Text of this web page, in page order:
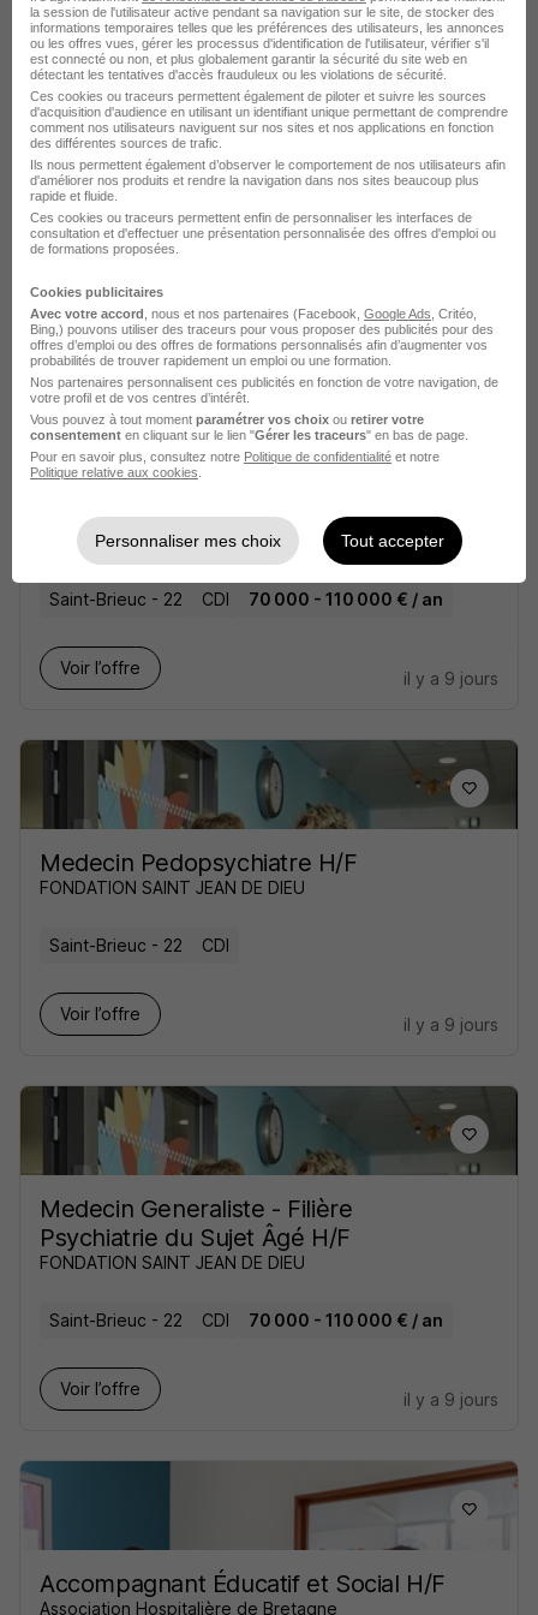
Educateur·rice Specialise·e H/F
Groupe SOS
Saint-Brieuc - 22
Voir l’offre
il y a 9 jours
Geriatre - Filière Sujet Âgé H/F
FONDATION SAINT JEAN DE DIEU
Saint-Brieuc - 22 CDI 70 000 - 110 000 € / an
Voir l’offre
il y a 9 jours
Medecin Pedopsychiatre H/F
FONDATION SAINT JEAN DE DIEU
Saint-Brieuc - 22 CDI
Voir l’offre
il y a 9 jours
Medecin Generaliste - Filière
Psychiatrie du Sujet Âgé H/F
FONDATION SAINT JEAN DE DIEU
Saint-Brieuc - 22 CDI 70 000 - 110 000 € / an
Voir l’offre
il y a 9 jours
Accompagnant Éducatif et Social H/F
Association Hospitalière de Bretagne
la session de l'utilisateur active pendant sa navigation sur le site, de stocker des
informations temporaires telles que les préférences des utilisateurs, les annonces
ou les offres vues, gérer les processus d'identification de l'utilisateur, vérifier s'il
est connecté ou non, et plus globalement garantir la sécurité du site web en
détectant les tentatives d'accès frauduleux ou les violations de sécurité.
Ces cookies ou traceurs permettent également de piloter et suivre les sources
d'acquisition d'audience en utilisant un identifiant unique permettant de comprendre
comment nos utilisateurs naviguent sur nos sites et nos applications en fonction
des différentes sources de trafic.
Ils nous permettent également d’observer le comportement de nos utilisateurs afin
d'améliorer nos produits et rendre la navigation dans nos sites beaucoup plus
rapide et fluide.
Ces cookies ou traceurs permettent enfin de personnaliser les interfaces de
consultation et d'effectuer une présentation personnalisée des offres d'emploi ou
de formations proposées.
Cookies publicitaires
Avec votre accord , nous et nos partenaires (Facebook, Google Ads , Critéo,
Bing,) pouvons utiliser des traceurs pour vous proposer des publicités pour des
offres d’emploi ou des offres de formations personnalisés afin d’augmenter vos
probabilités de trouver rapidement un emploi ou une formation.
Nos partenaires personnalisent ces publicités en fonction de votre navigation, de
votre profil et de vos centres d’intérêt.
Vous pouvez à tout moment paramétrer vos choix ou retirer votre
consentement en cliquant sur le lien "Gérer les traceurs" en bas de page.
Pour en savoir plus, consultez notre Politique de confidentialité et notre
Politique relative aux cookies
Personnaliser mes choix Tout accepter